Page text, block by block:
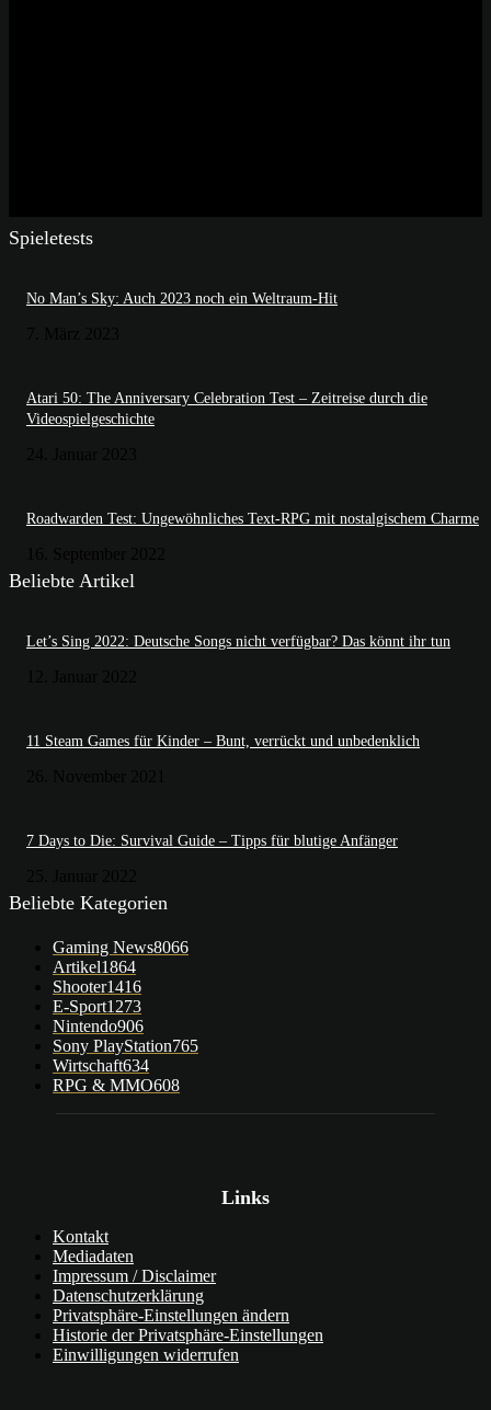
Spieletests
No Man’s Sky: Auch 2023 noch ein Weltraum-Hit
Atari 50: The Anniversary Celebration Test – Zeitreise durch die
Videospielgeschichte
Roadwarden Test: Ungewöhnliches Text-RPG mit nostalgischem Charme
Beliebte Artikel
Let’s Sing 2022: Deutsche Songs nicht verfügbar? Das könnt ihr tun
11 Steam Games für Kinder – Bunt, verrückt und unbedenklich
7 Days to Die: Survival Guide – Tipps für blutige Anfänger
Beliebte Kategorien
Gaming News8066
Artikel1864
Shooter1416
E-Sport1273
Nintendo906
Sony PlayStation765
Wirtschaft634
RPG & MMO608
Links
Kontakt
Mediadaten
Impressum / Disclaimer
Datenschutzerklärung
Privatsphäre-Einstellungen ändern
Historie der Privatsphäre-Einstellungen
Einwilligungen widerrufen